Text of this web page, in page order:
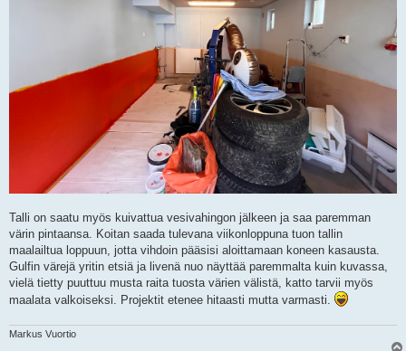
Talli on saatu myös kuivattua vesivahingon jälkeen ja saa paremman
värin pintaansa. Koitan saada tulevana viikonloppuna tuon tallin
maalailtua loppuun, jotta vihdoin pääsisi aloittamaan koneen kasausta.
Gulfin värejä yritin etsiä ja livenä nuo näyttää paremmalta kuin kuvassa,
vielä tietty puuttuu musta raita tuosta värien välistä, katto tarvii myös
maalata valkoiseksi. Projektit etenee hitaasti mutta varmasti.
Markus Vuortio